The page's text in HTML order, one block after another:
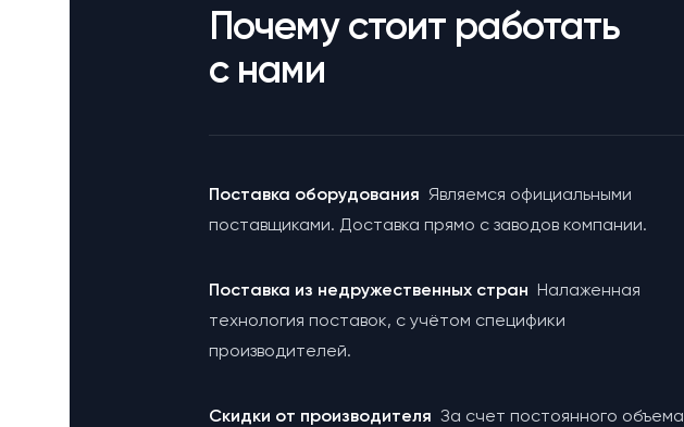
Почему стоит работать
с нами
Поставка оборудования Являемся официальными
поставщиками. Доставка прямо с заводов компании.
Поставка из недружественных стран Налаженная
технология поставок, с учётом специфики
производителей.
Cкидки от производителя За счет постоянного объема